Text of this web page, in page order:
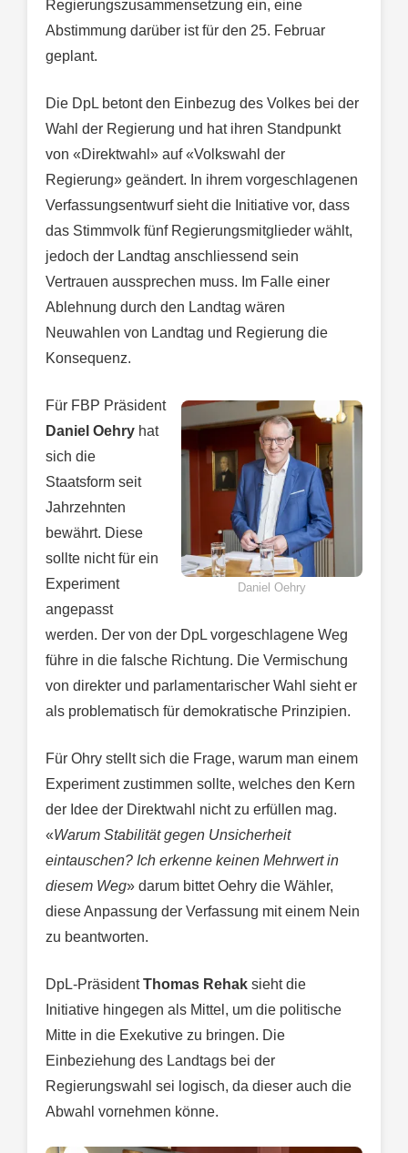
Regierungszusammensetzung ein, eine
Abstimmung darüber ist für den 25. Februar
geplant.
Die DpL betont den Einbezug des Volkes bei der
Wahl der Regierung und hat ihren Standpunkt
von «Direktwahl» auf «Volkswahl der
Regierung» geändert. In ihrem vorgeschlagenen
Verfassungsentwurf sieht die Initiative vor, dass
das Stimmvolk fünf Regierungsmitglieder wählt,
jedoch der Landtag anschliessend sein
Vertrauen aussprechen muss. Im Falle einer
Ablehnung durch den Landtag wären
Neuwahlen von Landtag und Regierung die
Konsequenz.
Daniel Oehry
Für FBP Präsident
Daniel Oehry hat
sich die
Staatsform seit
Jahrzehnten
bewährt. Diese
sollte nicht für ein
Experiment
angepasst
werden. Der von der DpL vorgeschlagene Weg
führe in die falsche Richtung. Die Vermischung
von direkter und parlamentarischer Wahl sieht er
als problematisch für demokratische Prinzipien.
Für Ohry stellt sich die Frage, warum man einem
Experiment zustimmen sollte, welches den Kern
der Idee der Direktwahl nicht zu erfüllen mag.
«Warum Stabilität gegen Unsicherheit
eintauschen? Ich erkenne keinen Mehrwert in
diesem Weg» darum bittet Oehry die Wähler,
diese Anpassung der Verfassung mit einem Nein
zu beantworten.
DpL-PräsidentThomas Rehak sieht die
Initiative hingegen als Mittel, um die politische
Mitte in die Exekutive zu bringen. Die
Einbeziehung des Landtags bei der
Regierungswahl sei logisch, da dieser auch die
Abwahl vornehmen könne.